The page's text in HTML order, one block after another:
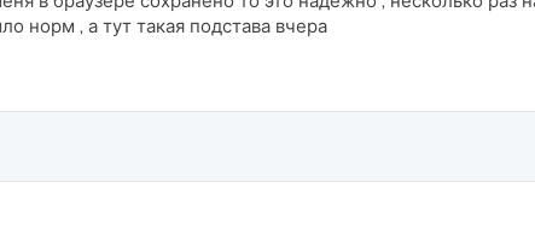
норм , а тут такая подстава вчера